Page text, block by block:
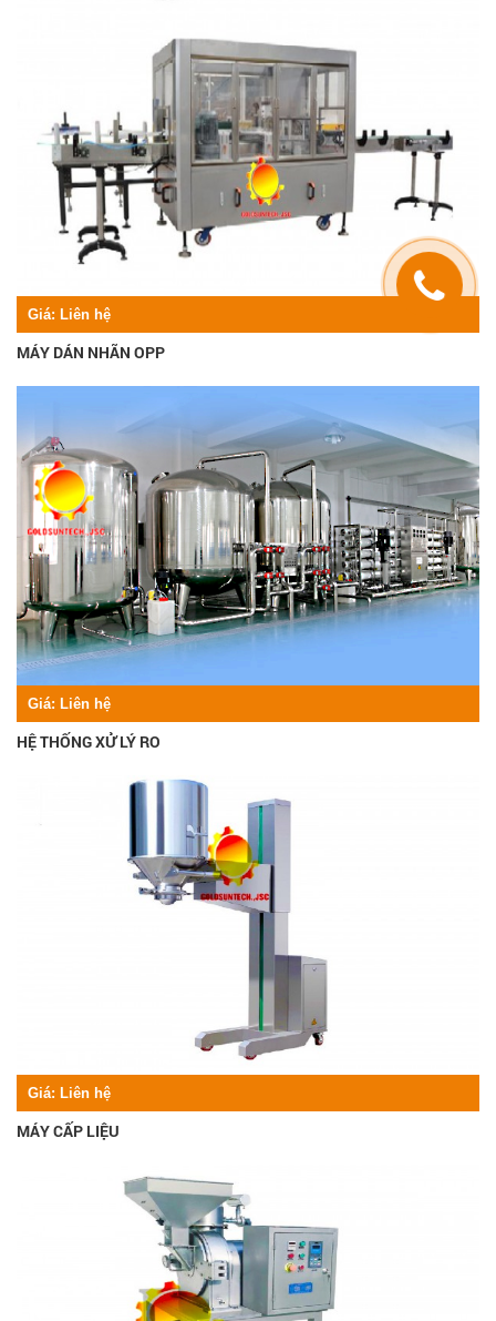
Giá: Liên hệ
MÁY DÁN NHÃN OPP
Giá: Liên hệ
HỆ THỐNG XỬ LÝ RO
Giá: Liên hệ
MÁY CẤP LIỆU